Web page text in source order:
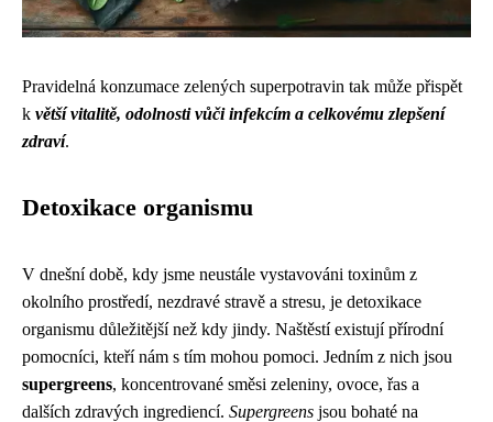
Pravidelná konzumace zelených superpotravin tak může přispět
k větší vitalitě, odolnosti vůči infekcím a celkovému zlepšení
zdraví.
Detoxikace organismu
V dnešní době, kdy jsme neustále vystavováni toxinům z
okolního prostředí, nezdravé stravě a stresu, je detoxikace
organismu důležitější než kdy jindy. Naštěstí existují přírodní
pomocníci, kteří nám s tím mohou pomoci. Jedním z nich jsou
supergreens, koncentrované směsi zeleniny, ovoce, řas a
dalších zdravých ingrediencí. Supergreens jsou bohaté na